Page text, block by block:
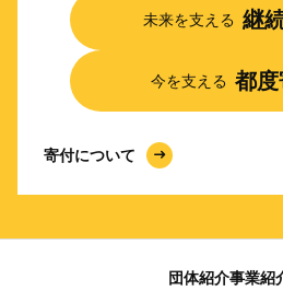
未来を支える 継
今を支える 都
寄付について
団体紹介事業紹